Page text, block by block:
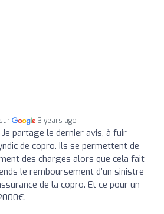
3 years ago
Je partage le dernier avis, à fuir
de copro. Ils se permettent de
des charges alors que cela fait
le remboursement d’un sinistre
de la copro. Et ce pour un